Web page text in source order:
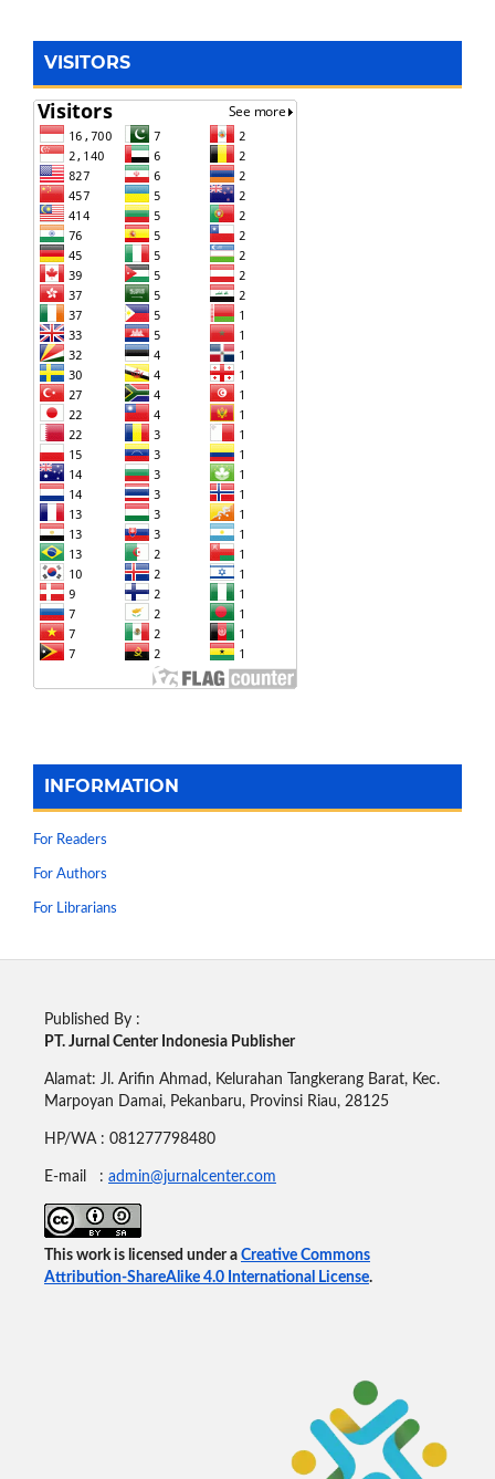
VISITORS
INFORMATION
For Readers
For Authors
For Librarians
Published By :
PT. Jurnal Center Indonesia Publisher
Alamat: Jl. Arifin Ahmad, Kelurahan Tangkerang Barat, Kec.
Marpoyan Damai, Pekanbaru, Provinsi Riau, 28125
HP/WA : 081277798480
E-mail : admin@jurnalcenter.com
This work is licensed under a Creative Commons
Attribution-ShareAlike 4.0 International License.